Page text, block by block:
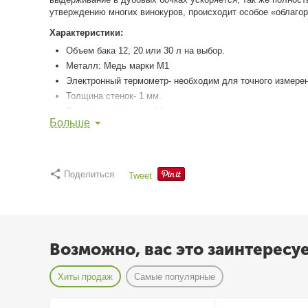
утверждению многих винокуров, происходит особое
Характеристики:
Объем бака 12, 20 или 30 л на выбор.
Металл: Медь марки М1
Электронный термометр- необходим для точного
Толщина стенок- 1 мм.
Диаметр змеевика 12 мм- змеевик из меди обладает
Комплектация:
Электронный термометр встроенный над
Хомут и силиконовая прокладка на 4 дюйма.
Хомут и силиконовая прокладка на 2 дюйма.
Больше
Поделиться Tweet
Возможно, вас это
Хиты продаж Самые популярные